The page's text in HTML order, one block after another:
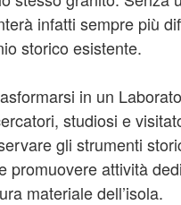
infatti sempre più
storico esistente.
in un
studiosi e
gli strumenti
promuovere attività
materiale dell’isola.